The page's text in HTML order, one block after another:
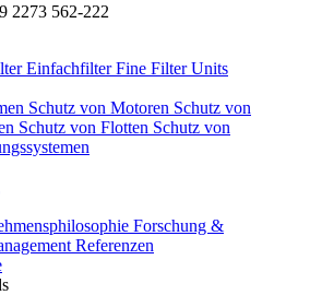
2273 562-222
EinfachfilterFine Filter Units
Schutz von Motoren Schutz von
Schutz von Flotten Schutz von
Forschung &
Referenzen